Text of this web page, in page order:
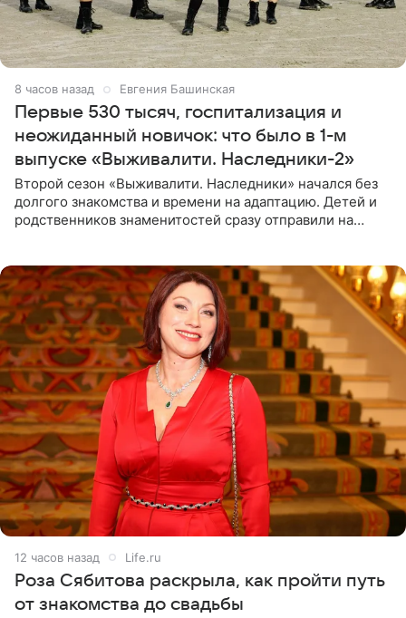
8 часов назад Евгения Башинская
Первые 530 тысяч, госпитализация и
неожиданный новичок: что было в 1-м
выпуске «Выживалити. Наследники-2»
Второй сезон «Выживалити. Наследники» начался без
долгого знакомства и времени на адаптацию. Детей и
родственников знаменитостей сразу отправили на
12 часов назад Life.ru
Роза Сябитова раскрыла, как пройти путь
от знакомства до свадьбы